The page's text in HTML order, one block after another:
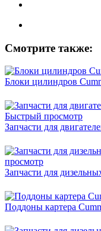
Смотрите также:
Блоки цилиндров
Быстрый просмотр
Запчасти для
просмотр
Запчасти для
Поддоны картера